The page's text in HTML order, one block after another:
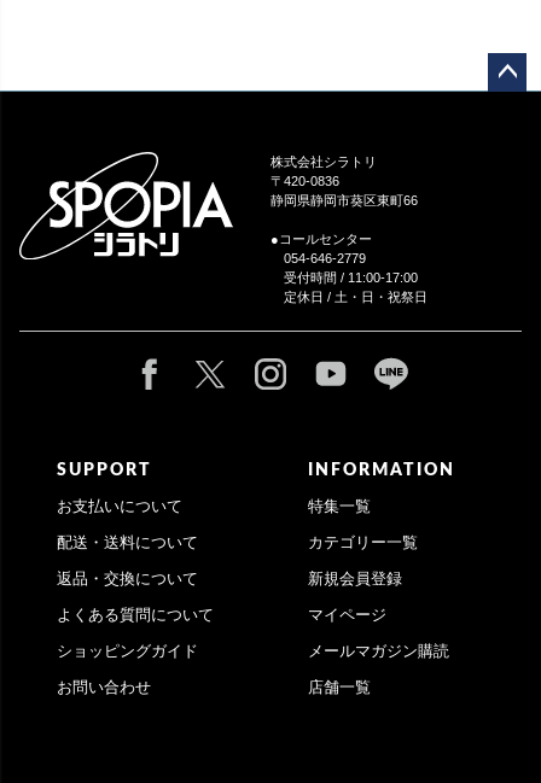
株式会社シラトリ
〒420-0836
静岡県静岡市葵区東町66
●コールセンター
054-646-2779
受付時間 / 11:00-17:00
定休日 / 土・日・祝祭日
SUPPORT
お支払いについて
配送・送料について
返品・交換について
よくある質問について
ショッピングガイド
お問い合わせ
INFORMATION
特集一覧
カテゴリー一覧
新規会員登録
マイページ
メールマガジン購読
店舗一覧